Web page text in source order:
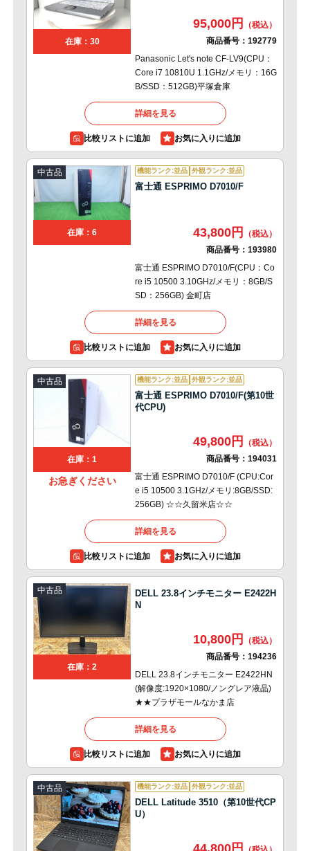
在庫：30
95,000円
商品番号： 192779
Panasonic Let's note CF-LV9(CPU：
Core i7 10810U 1.1GHz/メモリ：16G
B/SSD：512GB)平塚倉庫
詳細を見る
比較リストに追加
中古品
在庫：6
機能ランク:並品 外観ランク:並品
富士通 ESPRIMO D7010/F
43,800円
商品番号： 193980
富士通 ESPRIMO D7010/F(CPU：Co
re i5 10500 3.10GHz/メモリ：8GB/S
SD：256GB) 金町店
詳細を見る
比較リストに追加
中古品
在庫：1
お急ぎください
機能ランク:並品 外観ランク:並品
富士通 ESPRIMO D7010/F(第10世
代CPU)
49,800円
商品番号： 194031
富士通 ESPRIMO D7010/F (CPU:Cor
e i5 10500 3.1GHz/メモリ:8GB/SSD:
256GB) ☆☆久留米店☆☆
詳細を見る
比較リストに追加
中古品
在庫：2
DELL 23.8インチモニター E2422H
N
10,800円
商品番号： 194236
DELL 23.8インチモニター E2422HN
(解像度:1920×1080/ノングレア液晶)
★★プラザモールなかま店
詳細を見る
比較リストに追加
中古品 機能ランク:並品 外観ランク:並品
DELL Latitude 3510（第10世代CP
U）
44,800円